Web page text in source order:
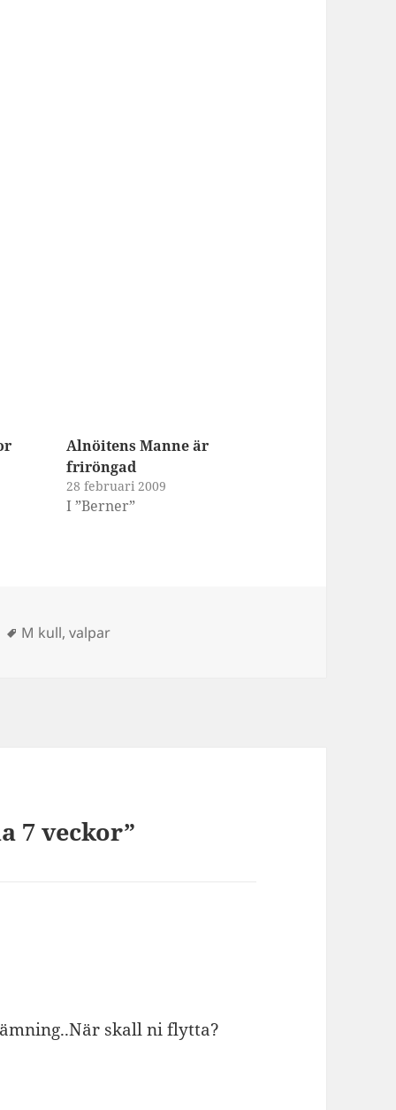
Alnöitens Manne är
friröngad
28 februari 2009
I ”Berner”
Taggar
M kull,valpar
7 veckor”
skall ni flytta?